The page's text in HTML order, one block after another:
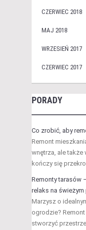
CZERWIEC 2018
MAJ 2018
WRZESIEŃ 2017
CZERWIEC 2017
PORADY
Co zrobić, aby
Remont
wnętrza, ale także
kończy się
Remonty tarasów
relaks na
Marzysz o
ogrodzie?
stworzyć